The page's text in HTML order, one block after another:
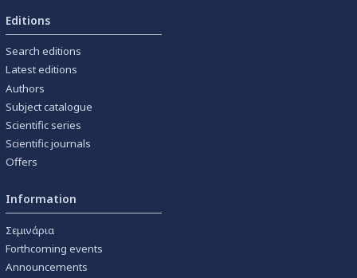
Editions
Search editions
Latest editions
Authors
Subject catalogue
Scientific series
Scientific journals
Offers
Information
Σεμινάρια
Forthcoming events
Announcements